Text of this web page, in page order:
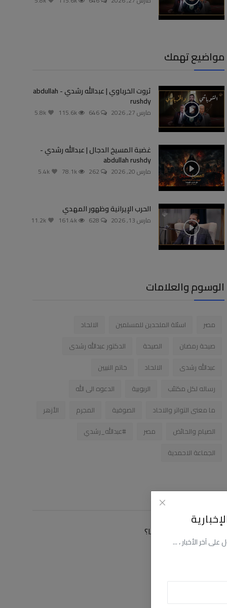
آخر الأخبار ، ...
مواضيع تهمك
ثروت الخرباوي | عبدالله رشدي - abdullah
rushdy
مارس 27, 2026 646
115.6k
غضبة المسيخ الدجال | عبدالله رشدي -
abdullah rushdy
مارس 20, 2026 262
78.1k
الحرب الإيرانية وظهور المهدي
مارس 13, 2026 628
161.4k
الوسوم والعلامات
مصر اسئلة الملحدين للمسلمين
الالحاد
صيحة رمضان
الصيحة
الدكتور عبدالله رشدى
عبدالله رشدى
الالحاد
خاتم النبيين
رساله لكل مكتئب
الربوبية
الدعوه الى الله
ما معنى التواتر والاحاد
الصوفية المجرم
الأزهر
الصيام والحائض
مصر
#عبدالله_رشدي
الجماعة الاحمدية
زاوية التصويت
كيف توصلت الى موقعنا؟
عن طريق البحث
عن طريق اليوتيوب
عن طريق صديق لى